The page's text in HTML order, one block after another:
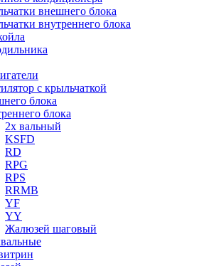
внешнего блока
внутреннего блока
с крыльчаткой
блока
блока
2х вальный
KSFD
RD
RPG
RPS
RRMB
YF
YY
Жалюзей шаговый